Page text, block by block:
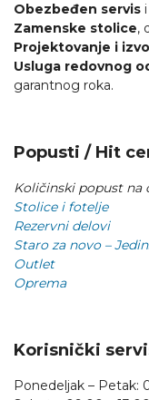
Obezbeđen servis
Zamenske stolice,
Projektovanje i
Usluga redovnog
garantnog roka.
Popusti / Hit
Količinski popust na
Stolice i fotelje
Rezervni delovi
Staro za novo –
Outlet
Oprema
Korisnički
Ponedeljak – Petak: